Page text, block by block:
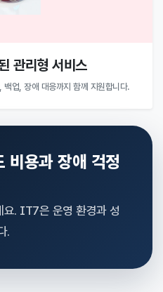
관리형 서비스
업, 장애 대응까지 함께 지원합니다.
비용과 장애 걱정
요. IT7은 운영 환경과 성
.